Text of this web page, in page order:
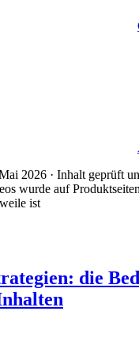
2026 · Inhalt geprüft
wurde auf
ist
die